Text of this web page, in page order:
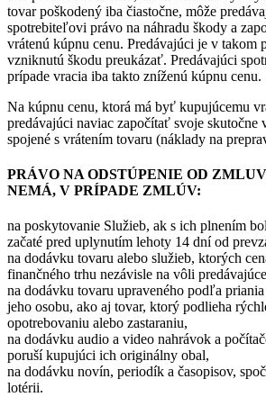
tovar poškodený iba čiastočne, môže
spotrebiteľovi právo na náhradu škody a
vrátenú kúpnu cenu. Predávajúci je v takom
vzniknutú škodu preukázať. Predávajúci
prípade vracia iba takto zníženú kúpnu cenu.
Na kúpnu cenu, ktorá má byť kupujúcemu
predávajúci naviac započítať svoje skutočne
spojené s vrátením tovaru (náklady na
PRÁVO NA ODSTÚPENIE OD
NEMÁ, V PRÍPADE ZMLÚV:
na poskytovanie Služieb, ak s ich plnením
začaté pred uplynutím lehoty 14 dní od
na dodávku tovaru alebo služieb, ktorých
finančného trhu nezávisle na vôli
na dodávku tovaru upraveného podľa
jeho osobu, ako aj tovar, ktorý podlieha
opotrebovaniu alebo zastaraniu,
na dodávku audio a video nahrávok a
poruší kupujúci ich originálny obal,
na dodávku novín, periodík a časopisov,
lotérii.